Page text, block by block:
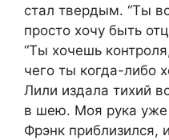
стал твердым. “Ты
просто хочу быть
“Ты хочешь
чего ты когда-либо
Лили издала тихий
в шею. Моя рука
Фрэнк приблизился,